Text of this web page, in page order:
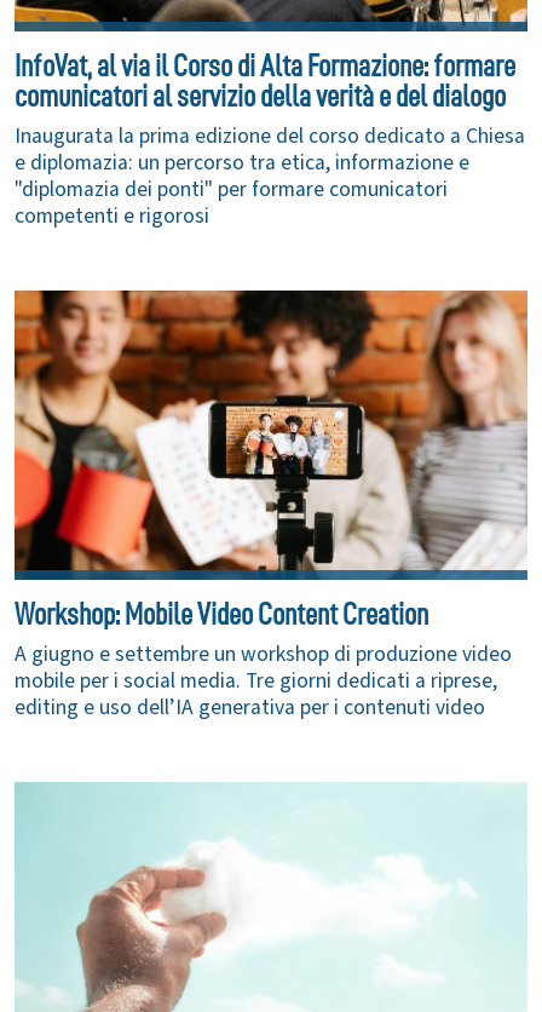
InfoVat, al via il Corso di Alta Formazione: formare
comunicatori al servizio della verità e del dialogo
Inaugurata la prima edizione del corso dedicato a Chiesa
e diplomazia: un percorso tra etica, informazione e
"diplomazia dei ponti" per formare comunicatori
competenti e rigorosi
Workshop: Mobile Video Content Creation
A giugno e settembre un workshop di produzione video
mobile per i social media. Tre giorni dedicati a riprese,
editing e uso dell’IA generativa per i contenuti video